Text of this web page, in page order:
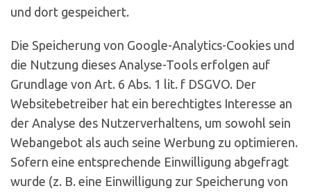
und dort gespeichert.
Die Speicherung von Google-Analytics-Cookies und
die Nutzung dieses Analyse-Tools erfolgen auf
Grundlage von Art. 6 Abs. 1 lit. f DSGVO. Der
Websitebetreiber hat ein berechtigtes Interesse an
der Analyse des Nutzerverhaltens, um sowohl sein
Webangebot als auch seine Werbung zu optimieren.
Sofern eine entsprechende Einwilligung abgefragt
wurde (z. B. eine Einwilligung zur Speicherung von